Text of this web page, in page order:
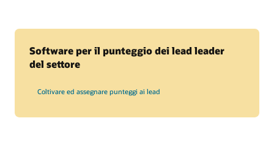
Software per il punteggio dei lead leader
del settore
Coltivare ed assegnare punteggi ai lead